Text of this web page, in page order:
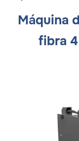
Máquina
fibra 4